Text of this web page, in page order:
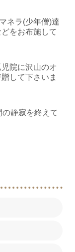
ネラ(少年僧)達
をお布施して
院に沢山のオ
して下さいま
の静寂を終えて